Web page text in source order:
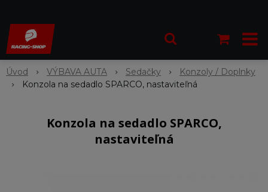
Úvod VÝBAVA AUTA Sedačky
Konzoly / Doplnky
Konzola na sedadlo SPARCO, nastaviteľná
Konzola na sedadlo SPARCO,
nastaviteľná